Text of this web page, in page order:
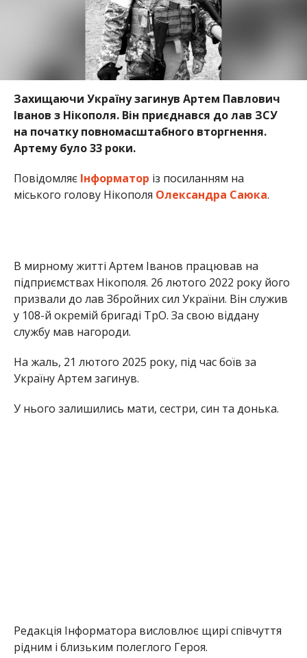
Захищаючи Україну загинув Артем Павлович
Іванов з Нікополя. Він приєднався до лав ЗСУ
на початку повномасштабного вторгнення.
Артему було 33 роки.
ПовідомляєІнформаторіз посиланням на
міського голову Нікополя
у 108-й окремій бригаді ТрО. За свою віддану
службу мав нагороди.
На жаль, 21 лютого 2025 року, під час боїв за
Україну Артем загинув.
У нього залишились мати, сестри, син та донька.
Раніше Інформатор повідомляв, щона фронті
загинув багатодітний батько з Нікополя